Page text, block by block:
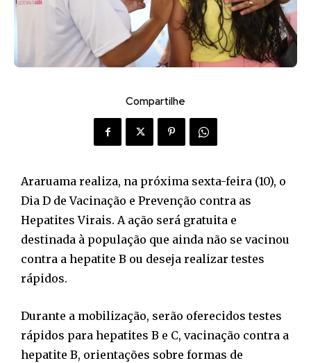
Compartilhe
Araruama realiza, na próxima sexta-feira (10), o
Dia D de Vacinação e Prevenção contra as
Hepatites Virais. A ação será gratuita e
destinada à população que ainda não se vacinou
contra a hepatite B ou deseja realizar testes
rápidos.
Durante a mobilização, serão oferecidos testes
rápidos para hepatites B e C, vacinação contra a
hepatite B, orientações sobre formas de